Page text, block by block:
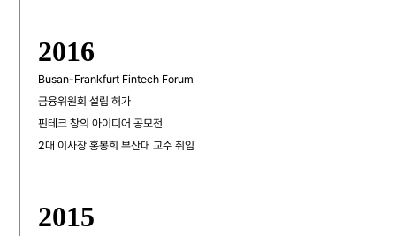
2016
Busan-Frankfurt Fintech Forum
금융위원회 설립 허가
핀테크 창의 아이디어 공모전
2대 이사장 홍봉희 부산대 교수 취임
2015